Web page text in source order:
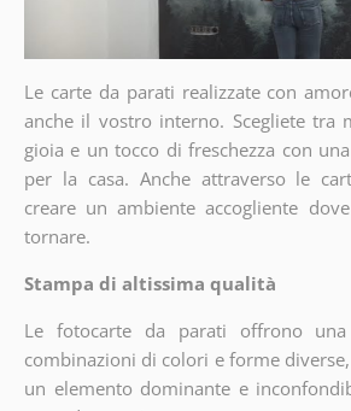
Le carte da parati realizzate con
anche il vostro interno. Scegliete tra
gioia e un tocco di freschezza con
per la casa. Anche attraverso le
creare un ambiente accogliente
tornare.
Stampa di altissima qualità
Le fotocarte da parati offrono
combinazioni di colori e forme
un elemento dominante e